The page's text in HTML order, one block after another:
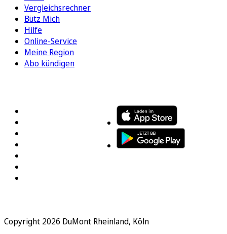
Vergleichsrechner
Bütz Mich
Hilfe
Online-Service
Meine Region
Abo kündigen
Copyright 2026 DuMont Rheinland, Köln